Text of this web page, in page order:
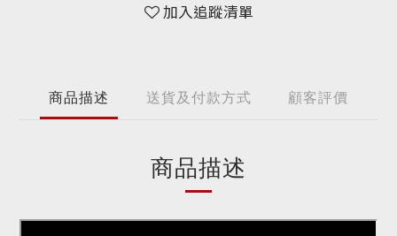
加入追蹤清單
商品描述 送貨及付款方式 顧客評價
商品描述